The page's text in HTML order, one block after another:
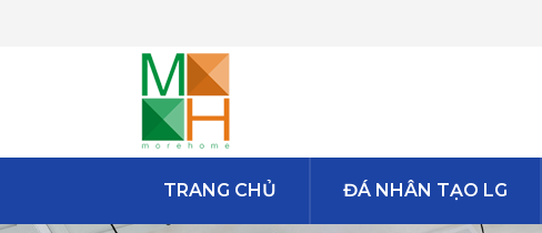
TRANG CHỦ ĐÁ NHÂN TẠO LG